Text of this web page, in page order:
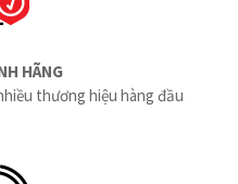
HÃNG
thương hiệu hàng đầu